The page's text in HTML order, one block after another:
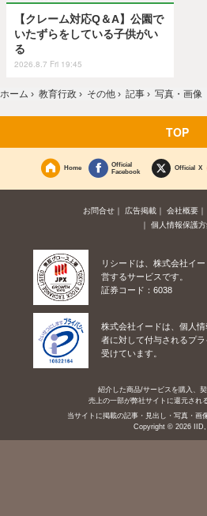
【クレーム対応Q＆A】公園で
いたずらをしている子供がい
る
2026.8.7 Fri 19:45
ホーム › 教育行政 › その他 › 記事 › 写真・画像
TOP
Home
Official
Facebook
Official X
お問合せ 広告掲載 会社概要
個人情報保護
リシードは、株式会社イ
営するサービスです。
証券コード：6038
株式会社イードは、個人
者に対して付与されるプ
受けています。
紹介した商品/サービスを購入、契
売上の一部が弊社サイトに還元され
当サイトに掲載の記事・見出し・写真・画
Copyright © 2026 IID,